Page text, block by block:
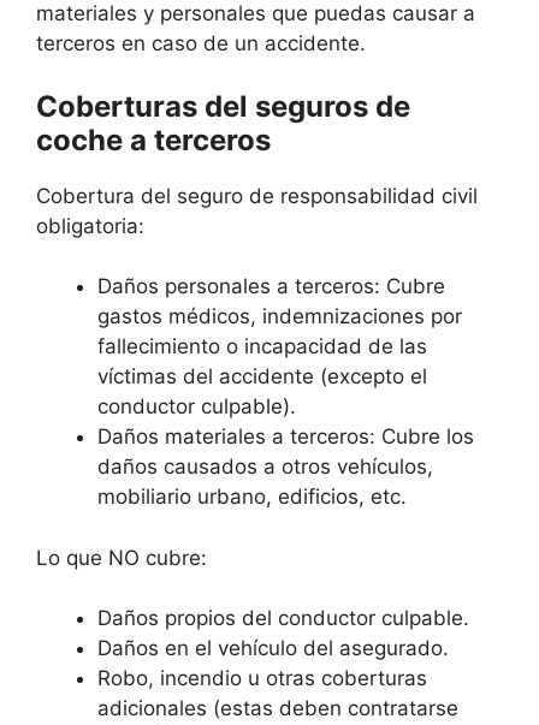
materiales y personales que puedas causar a
terceros en caso de un accidente.
Coberturas del seguros de
coche a terceros
Cobertura del seguro de responsabilidad civil
obligatoria:
Daños personales a terceros: Cubre
gastos médicos, indemnizaciones por
fallecimiento o incapacidad de las
víctimas del accidente (excepto el
conductor culpable).
Daños materiales a terceros: Cubre los
daños causados a otros vehículos,
mobiliario urbano, edificios, etc.
Lo que NO cubre:
Daños propios del conductor culpable.
Daños en el vehículo del asegurado.
Robo, incendio u otras coberturas
adicionales (estas deben contratarse